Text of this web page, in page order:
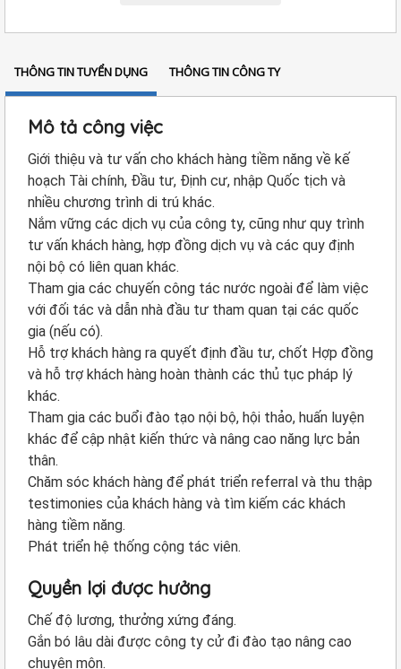
THÔNG TIN TUYỂN DỤNG THÔNG TIN CÔNG TY
Mô tả công việc
Giới thiệu và tư vấn cho khách hàng tiềm năng về kế
hoạch Tài chính, Đầu tư, Định cư, nhập Quốc tịch và
nhiều chương trình di trú khác.
Nắm vững các dịch vụ của công ty, cũng như quy trình
tư vấn khách hàng, hợp đồng dịch vụ và các quy định
nội bộ có liên quan khác.
Tham gia các chuyến công tác nước ngoài để làm việc
với đối tác và dẫn nhà đầu tư tham quan tại các quốc
gia (nếu có).
Hỗ trợ khách hàng ra quyết định đầu tư, chốt Hợp đồng
và hỗ trợ khách hàng hoàn thành các thủ tục pháp lý
khác.
Tham gia các buổi đào tạo nội bộ, hội thảo, huấn luyện
khác để cập nhật kiến thức và nâng cao năng lực bản
thân.
Chăm sóc khách hàng để phát triển referral và thu thập
testimonies của khách hàng và tìm kiếm các khách
hàng tiềm năng.
Phát triển hệ thống cộng tác viên.
Quyền lợi được hưởng
Chế độ lương, thưởng xứng đáng.
Gắn bó lâu dài được công ty cử đi đào tạo nâng cao
chuyên môn.